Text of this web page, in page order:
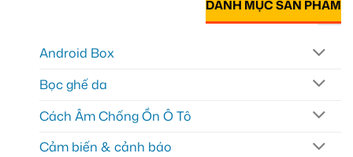
DANH MỤC SẢN PHẨM
Android Box
Bọc ghế da
Cách Âm Chống Ồn Ô Tô
Cảm biến & cảnh báo